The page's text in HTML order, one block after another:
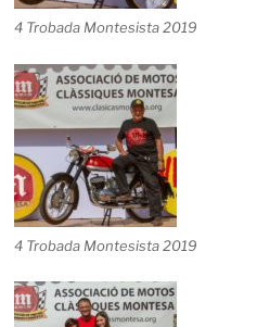
4 Trobada Montesista 2019
4 Trobada Montesista 2019